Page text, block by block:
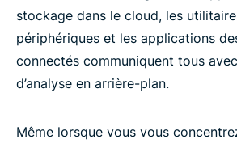
stockage dans le cloud, les
périphériques et les applications
connectés communiquent tous
d’analyse en arrière-plan.
Même lorsque vous vous